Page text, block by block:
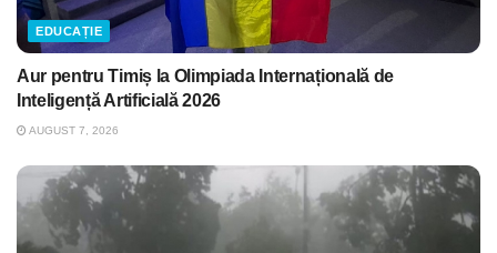
EDUCAȚIE
Aur pentru Timiș la Olimpiada Internațională de
Inteligență Artificială 2026
AUGUST 7, 2026